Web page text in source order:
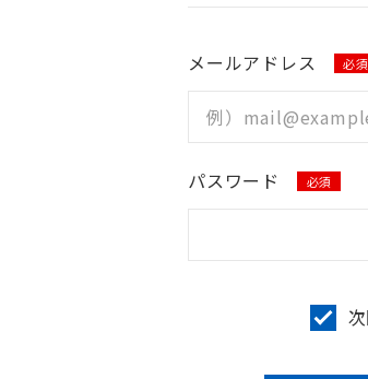
メールアドレス 必須
パスワード 必須